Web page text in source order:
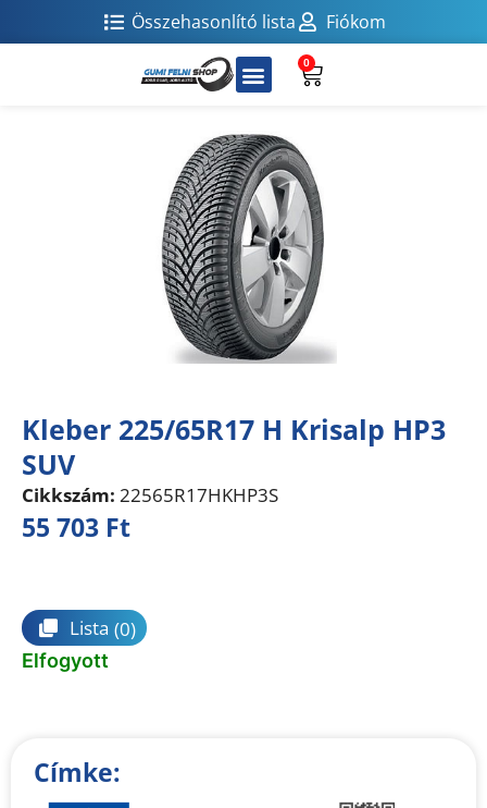
Összehasonlító lista Fiókom
0
Kleber 225/65R17 H Krisalp HP3
SUV
Cikkszám: 22565R17HKHP3S
55 703 Ft
Lista (0)
Elfogyott
Címke: